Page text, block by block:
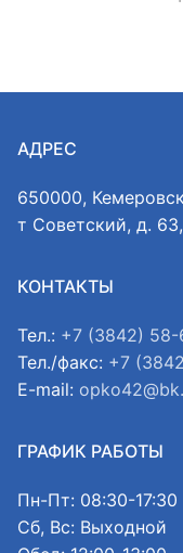
АДРЕС
650000,
т Советский, д.
КОНТАКТЫ
Тел.: +7 (3842) 58-
Тел./факс: +7
E-mail:
ГРАФИК РАБОТЫ
Пн-Пт: 08:30-17:30
Сб, Вс: Выходной